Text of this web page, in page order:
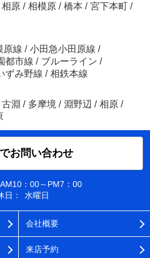
相原 / 相模原 / 橋本 / 宮下本町 /
原線 / 小田急小田原線 /
都市線 / ブルーライン /
ずみ野線 / 相鉄本線
古淵 / 多摩境 / 淵野辺 / 相原 /
お問い合わせ
AM10：00～PM7：00
日：
水曜日
会社概要
来店予約